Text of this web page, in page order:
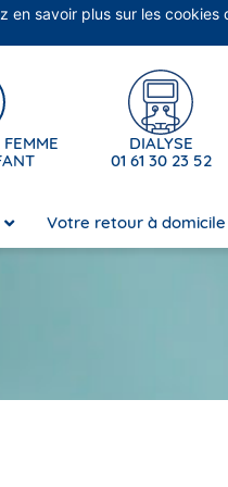
DIALYSE
01 61 30 23 52
Votre retour à domicile
en savoir plus sur les cookies